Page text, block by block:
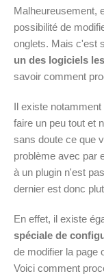
Malheureusement,
possibilité de
onglets. Mais c'est
un des logiciels
savoir comment
Il existe notamment
faire un peu tout et
sans doute ce que
problème avec par
à un plugin n'est
dernier est donc
En effet, il existe
spéciale de
de modifier la page
Voici comment